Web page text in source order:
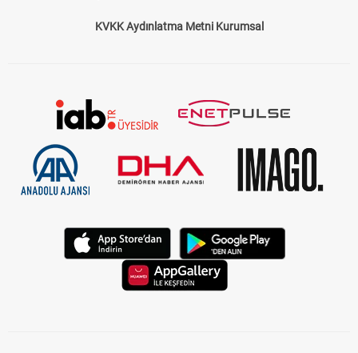
KVKK Aydınlatma Metni Kurumsal